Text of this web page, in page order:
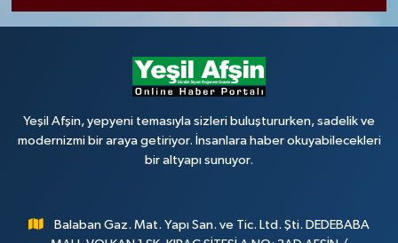
Yeşil Afşin, yepyeni temasıyla sizleri buluştururken, sadelik ve
modernizmi bir araya getiriyor. İnsanlara haber okuyabilecekleri
bir altyapı sunuyor.
Balaban Gaz. Mat. Yapı San. ve Tic. Ltd. Şti. DEDEBABA